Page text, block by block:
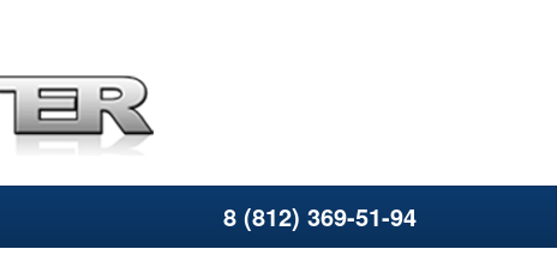
8 (812) 369-51-94